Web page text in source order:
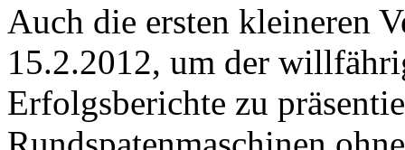
Auch die ersten kleineren
15.2.2012, um der
Erfolgsberichte zu